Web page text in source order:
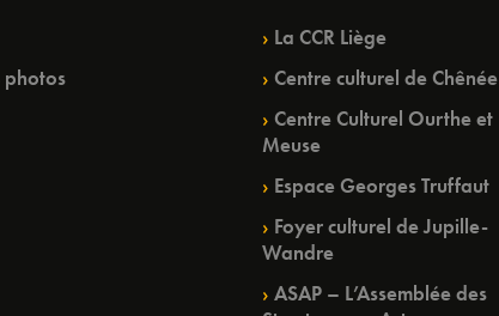
photos
La CCR Liège
Centre culturel de Chênée
Centre Culturel Ourthe et
Meuse
Espace Georges Truffaut
Foyer culturel de Jupille-
Wandre
ASAP – L’Assemblée des